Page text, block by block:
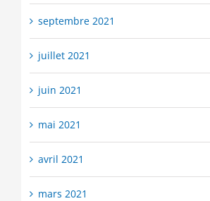
septembre 2021
juillet 2021
juin 2021
mai 2021
avril 2021
mars 2021